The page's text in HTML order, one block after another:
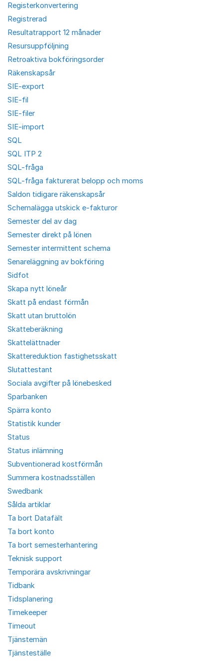
Registerkonvertering
Registrerad
Resultatrapport 12 månader
Resursuppföljning
Retroaktiva bokföringsorder
Räkenskapsår
SIE-export
SIE-fil
SIE-filer
SIE-import
SQL
SQL ITP 2
SQL-fråga
SQL-fråga fakturerat belopp och moms
Saldon tidigare räkenskapsår
Schemalägga utskick e-fakturor
Semester del av dag
Semester direkt på lönen
Semester intermittent schema
Senareläggning av bokföring
Sidfot
Skapa nytt löneår
Skatt på endast förmån
Skatt utan bruttolön
Skatteberäkning
Skattelättnader
Skattereduktion fastighetsskatt
Slutattestant
Sociala avgifter på lönebesked
Sparbanken
Spärra konto
Statistik kunder
Status
Status inlämning
Subventionerad kostförmån
Summera kostnadsställen
Swedbank
Sålda artiklar
Ta bort Datafält
Ta bort konto
Ta bort semesterhantering
Teknisk support
Temporära avskrivningar
Tidbank
Tidsplanering
Timekeeper
Timeout
Tjänstemän
Tjänsteställe